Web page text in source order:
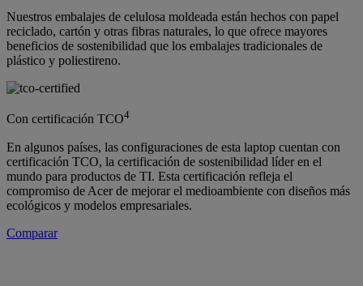
Nuestros embalajes de celulosa moldeada están hechos con papel
reciclado, cartón y otras fibras naturales, lo que ofrece mayores
beneficios de sostenibilidad que los embalajes tradicionales de
plástico y poliestireno.
Con certificación TCO4
En algunos países, las configuraciones de esta laptop cuentan con
certificación TCO, la certificación de sostenibilidad líder en el
mundo para productos de TI. Esta certificación refleja el
compromiso de Acer de mejorar el medioambiente con diseños más
ecológicos y modelos empresariales.
Comparar